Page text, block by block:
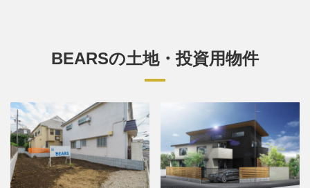
BEARSの土地・投資用物件